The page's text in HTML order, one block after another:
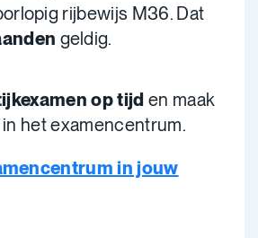
rijbewijs M36. Dat
geldig.
op tijd en maak
het examencentrum.
in jouw